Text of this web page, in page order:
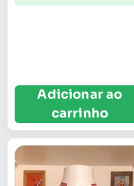
Adicionar ao
carrinho